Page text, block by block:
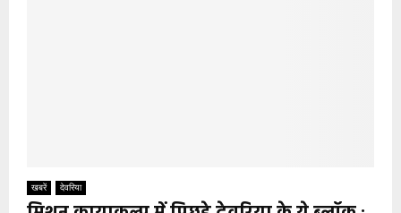
खबरें देवरिया